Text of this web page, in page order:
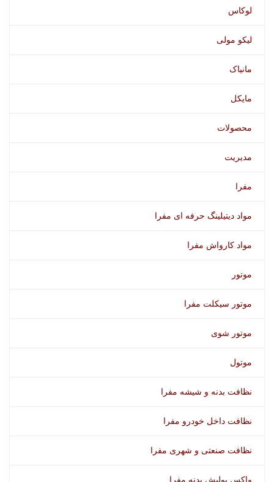
لوکاس
لیکو مولی
مانیاک
مایکل
محصولات
مدیریت
مفرا
مواد دیتیلینگ حرفه ای مفرا
مواد کارواش مفرا
موتور
موتور سیکلت مفرا
موتور شوی
موتول
نظافت بدنه و شیشه مفرا
نظافت داخل خودرو مفرا
نظافت صنعتی و شهری مفرا
واکس پولیش بدنه مفرا